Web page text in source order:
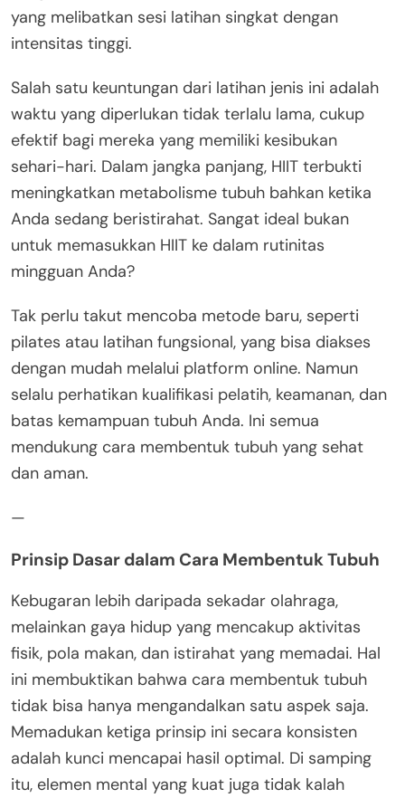
yang melibatkan sesi latihan singkat dengan
intensitas tinggi.
Salah satu keuntungan dari latihan jenis ini adalah
waktu yang diperlukan tidak terlalu lama, cukup
efektif bagi mereka yang memiliki kesibukan
sehari-hari. Dalam jangka panjang, HIIT terbukti
meningkatkan metabolisme tubuh bahkan ketika
Anda sedang beristirahat. Sangat ideal bukan
untuk memasukkan HIIT ke dalam rutinitas
mingguan Anda?
Tak perlu takut mencoba metode baru, seperti
pilates atau latihan fungsional, yang bisa diakses
dengan mudah melalui platform online. Namun
selalu perhatikan kualifikasi pelatih, keamanan, dan
batas kemampuan tubuh Anda. Ini semua
mendukung cara membentuk tubuh yang sehat
dan aman.
—
Prinsip Dasar dalam Cara Membentuk Tubuh
Kebugaran lebih daripada sekadar olahraga,
melainkan gaya hidup yang mencakup aktivitas
fisik, pola makan, dan istirahat yang memadai. Hal
ini membuktikan bahwa cara membentuk tubuh
tidak bisa hanya mengandalkan satu aspek saja.
Memadukan ketiga prinsip ini secara konsisten
adalah kunci mencapai hasil optimal. Di samping
itu, elemen mental yang kuat juga tidak kalah